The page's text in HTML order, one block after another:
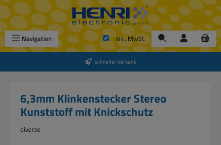
Zum Hauptinhalt springen
Navigation inkl. MwSt.
schneller Versand
6,3mm Klinkenstecker Stereo
Kunststoff mit Knickschutz
diverse